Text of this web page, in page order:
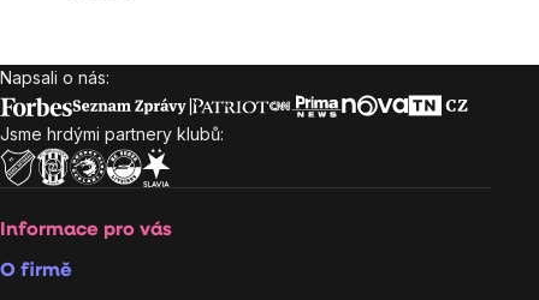
Zápatí
Napsali o nás:
Jsme hrdými partnery klubů:
Informace pro vás
O firmě